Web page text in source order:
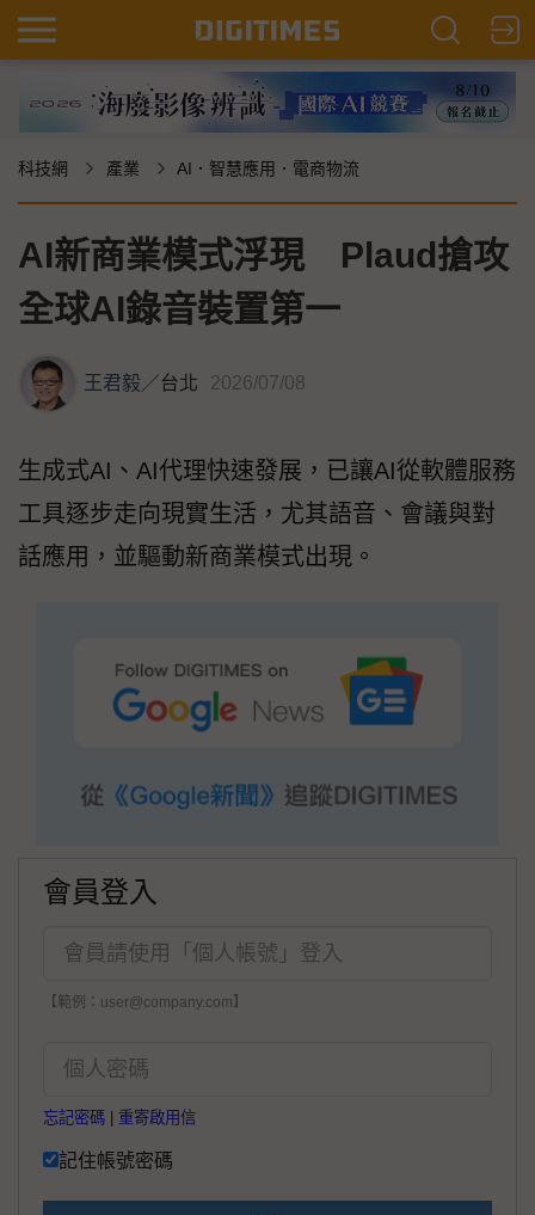
科技網 產業 AI．智慧應用．電商物流
AI新商業模式浮現 Plaud搶攻
全球AI錄音裝置第一
王君毅／台北 2026/07/08
生成式AI、AI代理快速發展，已讓AI從軟體服務
工具逐步走向現實生活，尤其語音、會議與對
話應用，並驅動新商業模式出現。
會員登入
【範例：user@company.com】
忘記密碼 重寄啟用信
記住帳號密碼